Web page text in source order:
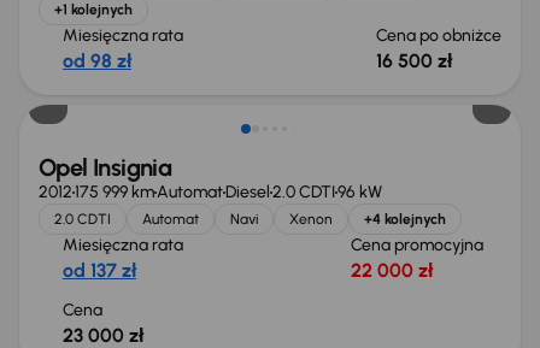
+1 kolejnych
Miesięczna rata
od 98 zł
Cena po obniżce
16 500 zł
Opel Insignia
2012175 999 kmAutomatDiesel2.0 CDTI96 kW
2.0 CDTI Automat Navi Xenon +4 kolejnych
Miesięczna rata
od 137 zł
Cena promocyjna
22 000 zł
Cena
23 000 zł